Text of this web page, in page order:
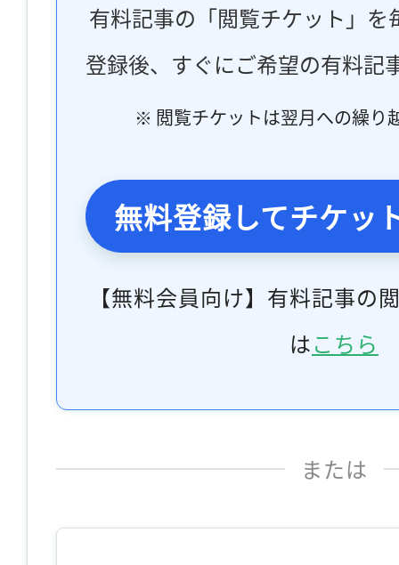
有料記事の「閲覧チケット」
登録後、すぐにご希望の有料記
※ 閲覧チケットは翌月への繰り
無料登録してチケッ
【無料会員向け】有料記事の
はこちら
または